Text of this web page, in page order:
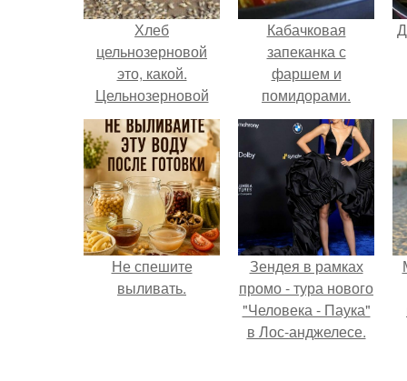
Хлеб
цельнозерновой
это, какой.
Цельнозерновой
хлеб. Настоящий
цельнозерновой
хлеб очень для
здоровья полезен.
Кабачковая
запеканка с
фаршем и
помидорами.
Не спешите
выливать.
Зендея в рамках
промо - тура нового
"Человека - Паука"
в Лос-анджелесе.